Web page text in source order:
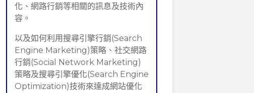
化、網路行銷等相關的訊息及技術內
容。
以及如何利用搜尋引擎行銷(Search
Engine Marketing)策略、社交網路
行銷(Social Network Marketing)
策略及搜尋引擎優化(Search Engine
Optimization)技術來達成網站優化